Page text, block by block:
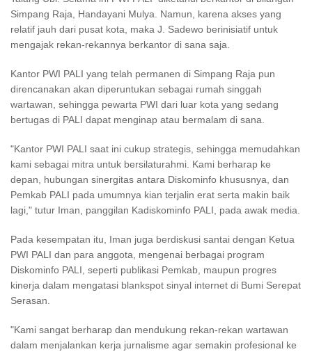
Simpang Raja, Handayani Mulya. Namun, karena akses yang
relatif jauh dari pusat kota, maka J. Sadewo berinisiatif untuk
mengajak rekan-rekannya berkantor di sana saja.
Kantor PWI PALI yang telah permanen di Simpang Raja pun
direncanakan akan diperuntukan sebagai rumah singgah
wartawan, sehingga pewarta PWI dari luar kota yang sedang
bertugas di PALI dapat menginap atau bermalam di sana.
"Kantor PWI PALI saat ini cukup strategis, sehingga memudahkan
kami sebagai mitra untuk bersilaturahmi. Kami berharap ke
depan, hubungan sinergitas antara Diskominfo khususnya, dan
Pemkab PALI pada umumnya kian terjalin erat serta makin baik
lagi," tutur Iman, panggilan Kadiskominfo PALI, pada awak media.
Pada kesempatan itu, Iman juga berdiskusi santai dengan Ketua
PWI PALI dan para anggota, mengenai berbagai program
Diskominfo PALI, seperti publikasi Pemkab, maupun progres
kinerja dalam mengatasi blankspot sinyal internet di Bumi Serepat
Serasan.
"Kami sangat berharap dan mendukung rekan-rekan wartawan
dalam menjalankan kerja jurnalisme agar semakin profesional ke